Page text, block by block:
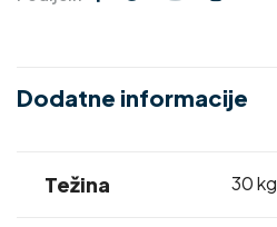
Dodatne informacije
Težina 30 kg